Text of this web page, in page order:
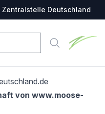
Deutschland
Suche
von www.moose-